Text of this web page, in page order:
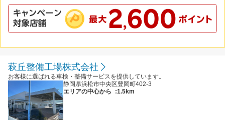
萩丘整備工場株式会社
お客様に選ばれる車検・整備サービスを提供しています。
静岡県浜松市中央区豊岡町402-3
エリアの中心から
:1.5km